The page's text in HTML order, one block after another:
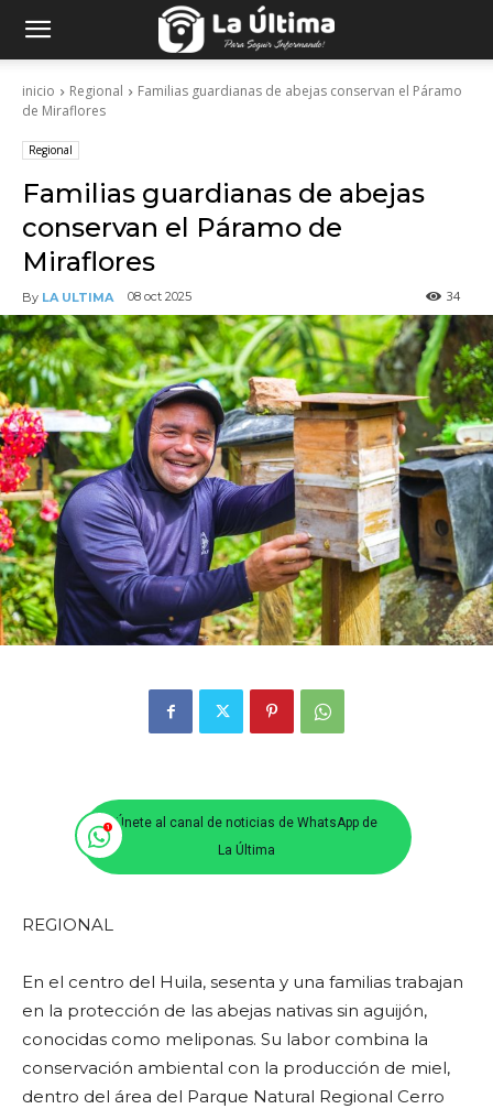
inicio Regional
Familias guardianas de abejas conservan el Páramo
de Miraflores
Regional
Familias guardianas de abejas
conservan el Páramo de
Miraflores
By LA ULTIMA 08 oct 2025 34
Únete al canal de noticias de WhatsApp de
La Última
REGIONAL
En el centro del Huila, sesenta y una familias trabajan
en la protección de las abejas nativas sin aguijón,
conocidas como meliponas. Su labor combina la
conservación ambiental con la producción de miel,
dentro del área del Parque Natural Regional Cerro